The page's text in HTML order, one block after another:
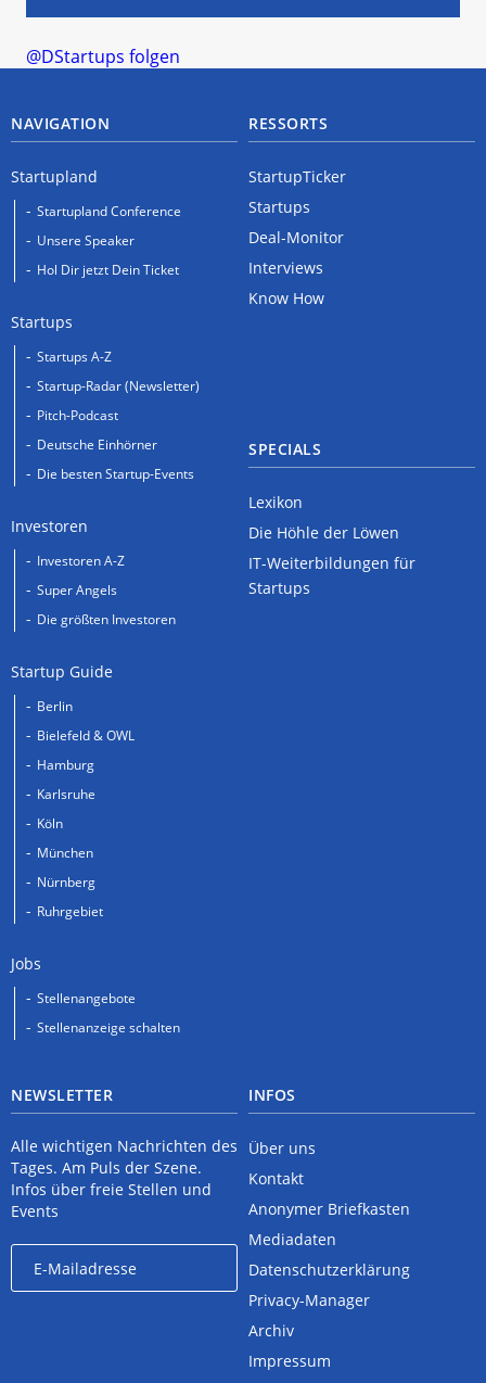
@DStartups folgen
NAVIGATION
Startupland
Startupland Conference
Unsere Speaker
Hol Dir jetzt Dein Ticket
Startups
Startups A-Z
Startup-Radar (Newsletter)
Pitch-Podcast
Deutsche Einhörner
Die besten Startup-Events
Investoren
Investoren A-Z
Super Angels
Die größten Investoren
Startup Guide
Berlin
Bielefeld & OWL
Hamburg
Karlsruhe
Köln
München
Nürnberg
Ruhrgebiet
Jobs
Stellenangebote
Stellenanzeige schalten
RESSORTS
StartupTicker
Startups
Deal-Monitor
Interviews
Know How
SPECIALS
Lexikon
Die Höhle der Löwen
IT-Weiterbildungen für
Startups
NEWSLETTER
Alle wichtigen Nachrichten des
Tages. Am Puls der Szene.
Infos über freie Stellen und
Events
INFOS
Über uns
Kontakt
Anonymer Briefkasten
Mediadaten
Datenschutzerklärung
Privacy-Manager
Archiv
Impressum